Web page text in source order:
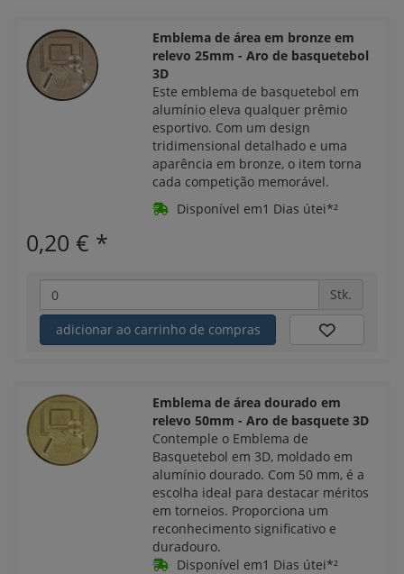
Emblema de área em bronze em
relevo 25mm - Aro de basquetebol
3D
Este emblema de basquetebol em
alumínio eleva qualquer prêmio
esportivo. Com um design
tridimensional detalhado e uma
aparência em bronze, o item torna
cada competição memorável.
Disponível em1 Dias útei*²
0,20 € *
Stk.
adicionar ao carrinho de compras
Emblema de área dourado em
relevo 50mm - Aro de basquete 3D
Contemple o Emblema de
Basquetebol em 3D, moldado em
alumínio dourado. Com 50 mm, é a
escolha ideal para destacar méritos
em torneios. Proporciona um
reconhecimento significativo e
duradouro.
Disponível em1 Dias útei*²